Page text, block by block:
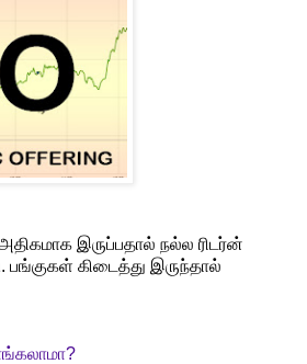
இருப்பதால் நல்ல ரிடர்ன்
பங்குகள் கிடைத்து இருந்தால்